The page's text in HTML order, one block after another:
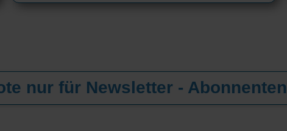
nur für Newsletter - Abonnenten